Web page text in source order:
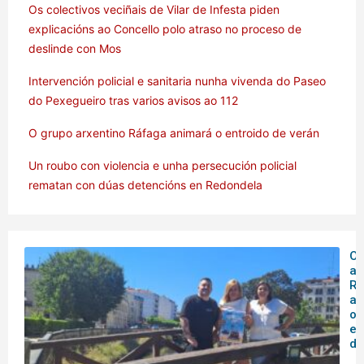
Os colectivos veciñais de Vilar de Infesta piden
explicacións ao Concello polo atraso no proceso de
deslinde con Mos
Intervención policial e sanitaria nunha vivenda do Paseo
do Pexegueiro tras varios avisos ao 112
O grupo arxentino Ráfaga animará o entroido de verán
Un roubo con violencia e unha persecución policial
rematan con dúas detencións en Redondela
O
o